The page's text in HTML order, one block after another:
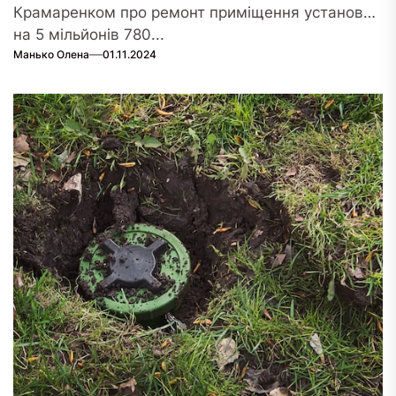
Крамаренком про ремонт приміщення установи
на 5 мільйонів 780...
Манько Олена 01.11.2024